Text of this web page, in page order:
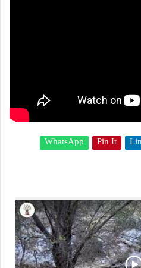
Pin It
WhatsApp